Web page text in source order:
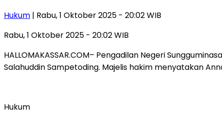
Hukum | Rabu, 1 Oktober 2025 - 20:02 WIB
Rabu, 1 Oktober 2025 - 20:02 WIB
HALLOMAKASSAR.COM– Pengadilan Negeri
Salahuddin Sampetoding. Majelis hakim menyatakan
Hukum